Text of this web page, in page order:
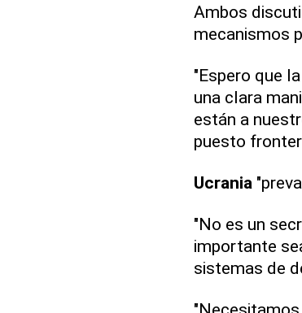
Ambos
mecanismos
"Espero que
una clara
están a
puesto
Ucrania
"No es un
importante
sistemas de